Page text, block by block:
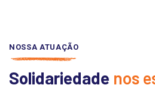
NOSSA ATUAÇÃO
Solidariedade nos